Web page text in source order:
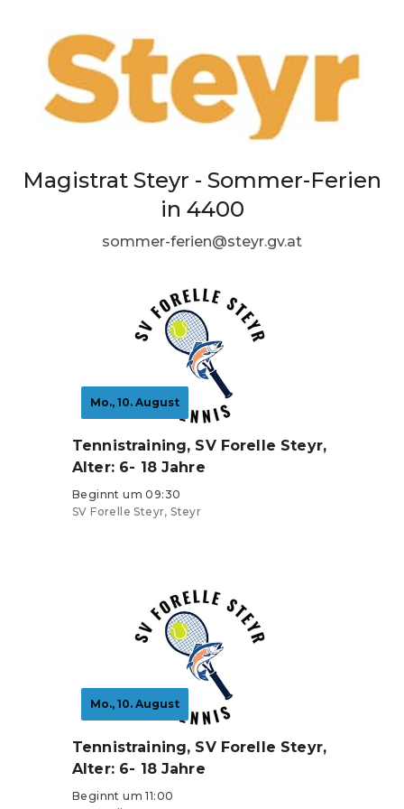
Magistrat Steyr - Sommer-Ferien
in 4400
sommer-ferien@steyr.gv.at
Mo., 10. August
Tennistraining, SV Forelle Steyr,
Alter: 6- 18 Jahre
Beginnt um 09:30
SV Forelle Steyr, Steyr
Mo., 10. August
Tennistraining, SV Forelle Steyr,
Alter: 6- 18 Jahre
Beginnt um 11:00